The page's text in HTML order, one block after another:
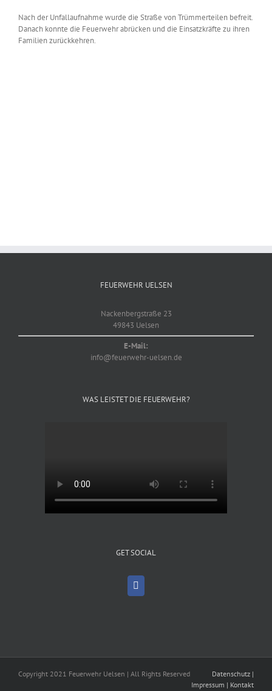
Nach der Unfallaufnahme wurde die Straße von Trümmerteilen befreit.
Danach konnte die Feuerwehr abrücken und die Einsatzkräfte zu ihren
Familien zurückkehren.
FEUERWEHR UELSEN
Nackenbergstraße 23
49843 Uelsen
E-Mail:
info@feuerwehr-uelsen.de
WAS LEISTET DIE FEUERWEHR?
GET SOCIAL
Copyright 2021 Feuerwehr Uelsen | All Rights Reserved Datenschutz |
Impressum | Kontakt